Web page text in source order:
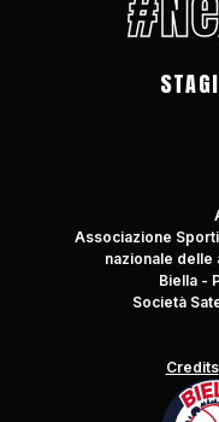
Associazione
nazionale
Biella -
Società
Credits